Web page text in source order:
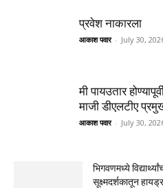
प्रवेश नाकारला
आकाश पवार - July 30,
मी पायउतार
माजी डीएलटीए
आकाश पवार - July 30,
भिगवणमध्ये
सूक्ष्मदर्शकातून